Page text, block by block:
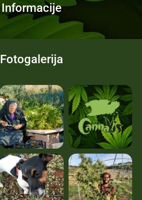
Informacije
Fotogalerija